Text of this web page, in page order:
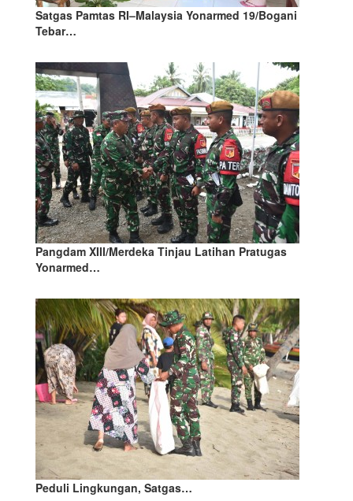
Satgas Pamtas RI–Malaysia Yonarmed 19/Bogani
Tebar…
Pangdam XIII/Merdeka Tinjau Latihan Pratugas
Yonarmed…
Peduli Lingkungan, Satgas…